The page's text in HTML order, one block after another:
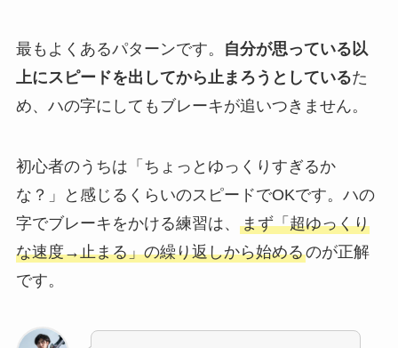
最もよくあるパターンです。
自分が思っている以
上にスピードを出してから止まろうとしているた
め、ハの字にしてもブレーキが追いつきません。
初心者のうちは「ちょっとゆっくりすぎるか
な？」と感じるくらいのスピードでOKです。ハの
字でブレーキをかける練習は、 まず「超ゆっくり
な速度→止まる」の繰り返しから始めるのが正解
です。